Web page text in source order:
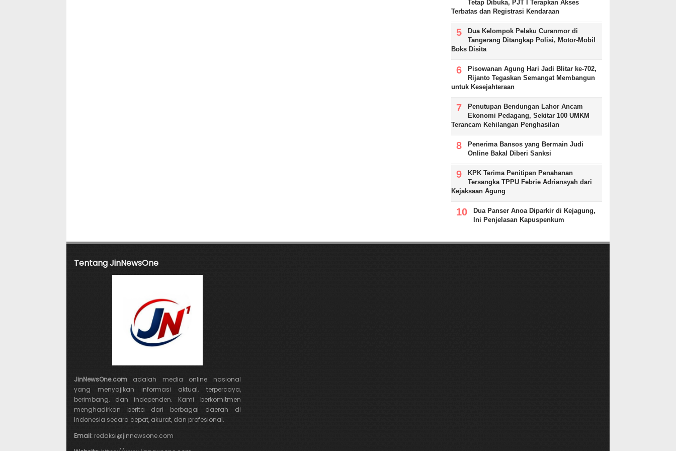
Tetap Dibuka, PJT I Terapkan Akses
Terbatas dan Registrasi Kendaraan
Dua Kelompok Pelaku Curanmor di
Tangerang Ditangkap Polisi, Motor-Mobil
Boks Disita
Pisowanan Agung Hari Jadi Blitar ke-702,
Rijanto Tegaskan Semangat Membangun
untuk Kesejahteraan
Penutupan Bendungan Lahor Ancam
Ekonomi Pedagang, Sekitar 100 UMKM
Terancam Kehilangan Penghasilan
Penerima Bansos yang Bermain Judi
Online Bakal Diberi Sanksi
KPK Terima Penitipan Penahanan
Tersangka TPPU Febrie Adriansyah dari
Kejaksaan Agung
Dua Panser Anoa Diparkir di Kejagung,
Ini Penjelasan Kapuspenkum
Tentang JinNewsOne
JinNewsOne.com adalah media online nasional
yang menyajikan informasi aktual, terpercaya,
berimbang, dan independen. Kami berkomitmen
menghadirkan berita dari berbagai daerah di
Indonesia secara cepat, akurat, dan profesional.
Email: redaksi@jinnewsone.com